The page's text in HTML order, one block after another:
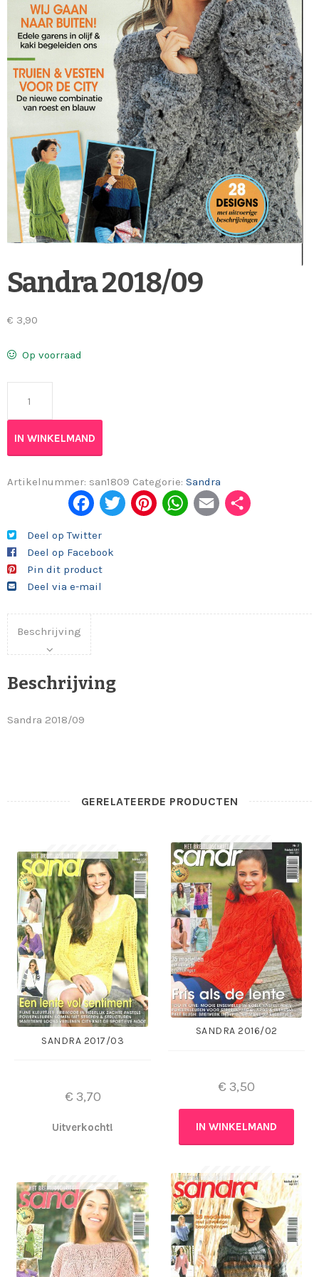
Sandra 2018/09
€ 3,90
Op voorraad
IN WINKELMAND
Artikelnummer: san1809 Categorie: Sandra
Fac
ebo
ok
Twi
Pint
Wh
Em
Deel op Twitter
Deel op Facebook
Pin dit product
Deel via e-mail
Beschrijving
Beschrijving
Sandra 2018/09
GERELATEERDE PRODUCTEN
SANDRA 2017/03
€ 3,70
Uitverkocht!
SANDRA 2016/02
€ 3,50
IN WINKELMAND